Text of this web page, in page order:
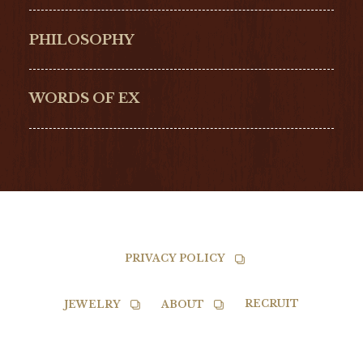
NORQAIN
TISSOT
PHILOSOPHY
WORDS OF EX
PRIVACY POLICY
JEWELRY ABOUT RECRUIT